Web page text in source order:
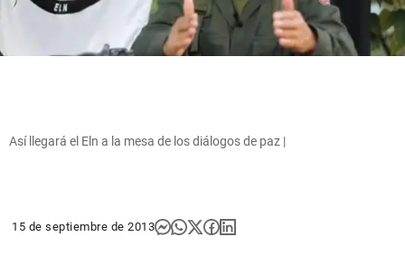
Así llegará el Eln a la mesa de los diálogos de paz |
15 de septiembre de 2013